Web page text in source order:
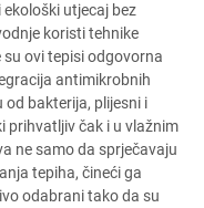
utjecaj bez
koristi tehnike
su ovi tepisi odgovorna
antimikrobnih
bakterija, plijesni i
prihvatljiv čak i u vlažnim
ne samo da sprječavaju
tepiha, čineći ga
odabrani tako da su